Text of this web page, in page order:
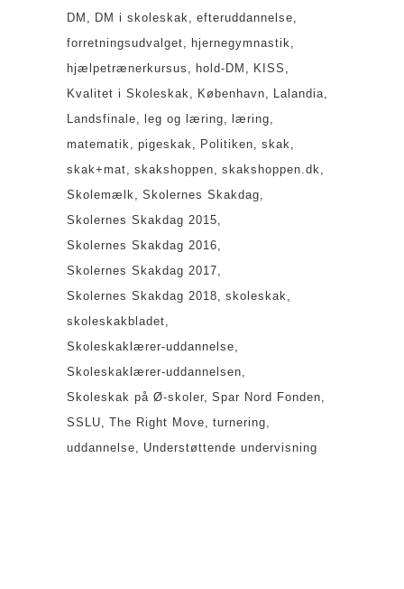
DM
DM i skoleskak
efteruddannelse
forretningsudvalget
hjernegymnastik
hjælpetrænerkursus
hold-DM
KISS
Kvalitet i Skoleskak
København
Lalandia
Landsfinale
leg og læring
læring
matematik
pigeskak Politiken
skak
skak+mat
skakshoppen
skakshoppen.dk
Skolemælk
Skolernes Skakdag
Skolernes Skakdag 2015
Skolernes Skakdag 2016
Skolernes Skakdag 2017
Skolernes Skakdag 2018
skoleskak
skoleskakbladet
Skoleskaklærer-uddannelse
Skoleskaklærer-uddannelsen
Skoleskak på Ø-skoler Spar Nord Fonden
SSLU
The Right Move
turnering
uddannelse
Understøttende undervisning